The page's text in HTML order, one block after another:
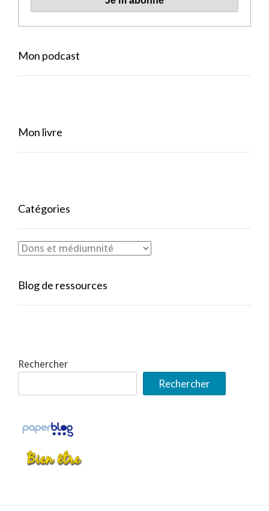
Mon podcast
Mon livre
Catégories
Blog de ressources
Rechercher
Rechercher